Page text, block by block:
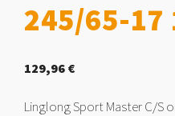
245/65-17
129,96 €
Linglong Sport Master C/S